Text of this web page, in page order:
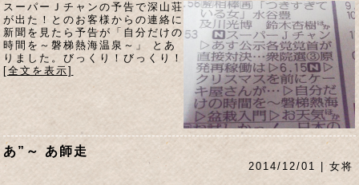
スーパーＪチャンの予告で深山荘
が出た！とのお客様からの連絡に
新聞を見たら予告が「自分だけの
時間を～磐梯熱海温泉～」 とあ
りました。びっくり！びっくり！
[全文を表示]
あ”～ あ師走
2014/12/01 | 女将